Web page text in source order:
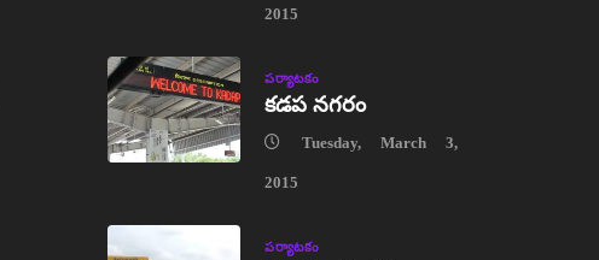
2015
పర్యాటకం
కడప నగరం
Tuesday, March 3,
2015
పర్యాటకం